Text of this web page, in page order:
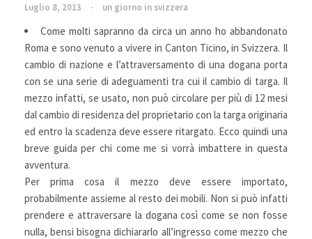
Luglio 8, 2013 un giorno in svizzera
Come molti sapranno da circa un anno ho abbandonato
Roma e sono venuto a vivere in Canton Ticino, in Svizzera. Il
cambio di nazione e l’attraversamento di una dogana porta
con se una serie di adeguamenti tra cui il cambio di targa. Il
mezzo infatti, se usato, non può circolare per più di 12 mesi
dal cambio di residenza del proprietario con la targa originaria
ed entro la scadenza deve essere ritargato. Ecco quindi una
breve guida per chi come me si vorrà imbattere in questa
avventura.
Per prima cosa il mezzo deve essere importato,
probabilmente assieme al resto dei mobili. Non si può infatti
prendere e attraversare la dogana così come se non fosse
nulla, bensi bisogna dichiararlo all’ingresso come mezzo che